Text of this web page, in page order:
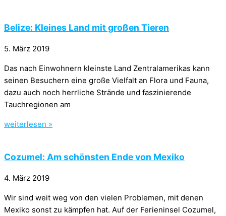
Belize: Kleines Land mit großen Tieren
5. März 2019
Das nach Einwohnern kleinste Land Zentralamerikas kann
seinen Besuchern eine große Vielfalt an Flora und Fauna,
dazu auch noch herrliche Strände und faszinierende
Tauchregionen am
weiterlesen »
Cozumel: Am schönsten Ende von Mexiko
4. März 2019
Wir sind weit weg von den vielen Problemen, mit denen
Mexiko sonst zu kämpfen hat. Auf der Ferieninsel Cozumel,